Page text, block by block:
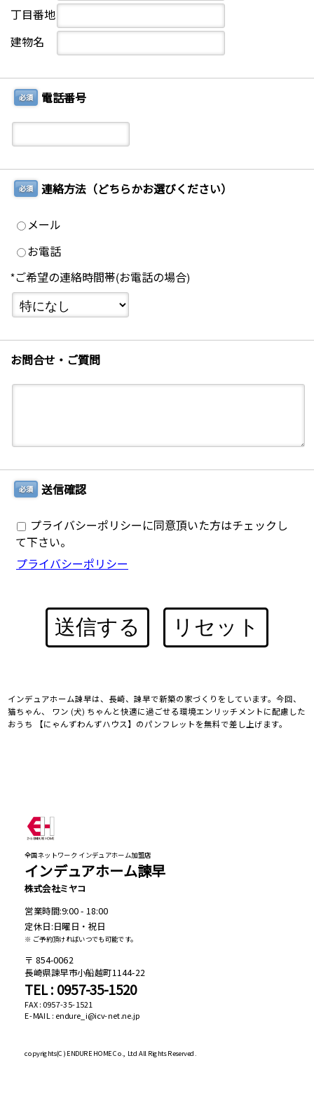
丁目番地
建物名
必須 電話番号
必須 連絡方法（どちらかお選びください）
メール
お電話
*ご希望の連絡時間帯(お電話の場合)
お問合せ・ご質問
必須 送信確認
プライバシーポリシーに同意頂いた方はチェックし
て下さい。
プライバシーポリシー
送信する リセット
インデュアホーム諫早は、長崎、諫早で新築の家づくりをしています。今回、
猫ちゃん、 ワン (犬) ちゃんと快適に過ごせる環境エンリッチメントに配慮した
おうち 【にゃんずわんずハウス】のパンフレットを無料で差し上げます。
全国ネットワーク インデュアホーム加盟店
インデュアホーム諫早
株式会社ミヤコ
営業時間:9:00 - 18:00
定休日:日曜日・祝日
※ ご予約頂ければいつでも可能です。
854-0062
長崎県諫早市小船越町1144-22
TEL : 0957-35-1520
FAX : 0957-35-1521
E-MAIL : endure_i@icv-net.ne.jp
copyrights(C)ENDURE HOME Co., Ltd All Rights Reserved.